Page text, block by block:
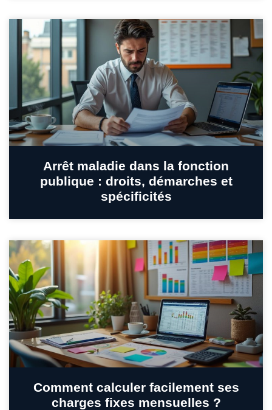
Arrêt maladie dans la fonction
publique : droits, démarches et
spécificités
Comment calculer facilement ses
charges fixes mensuelles ?